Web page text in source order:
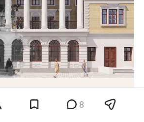
русла и музей: как
территорию фабрики
8